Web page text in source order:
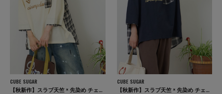
CUBE SUGAR
【秋新作】スラブ天竺 × 先染め チェック ポケ付 リメイク風 プルオーバー Tシャツ
CUBE SUGAR
【秋新作】スラブ天竺 × 先染め チェック ポケ付 リメイク風 プルオーバー Tシャツ